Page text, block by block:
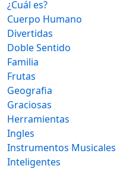
¿Cuál es?
Cuerpo Humano
Divertidas
Doble Sentido
Familia
Frutas
Geografia
Graciosas
Herramientas
Ingles
Instrumentos Musicales
Inteligentes